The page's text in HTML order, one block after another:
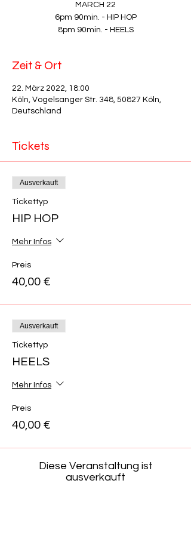
MARCH 22
6pm 90min. - HIP HOP
8pm 90min. - HEELS
Zeit & Ort
22. März 2022, 18:00
Köln, Vogelsanger Str. 348, 50827 Köln,
Deutschland
Tickets
Ausverkauft
Tickettyp
HIP HOP
Mehr Infos
Preis
40,00 €
Ausverkauft
Tickettyp
HEELS
Mehr Infos
Preis
40,00 €
Diese Veranstaltung ist
ausverkauft